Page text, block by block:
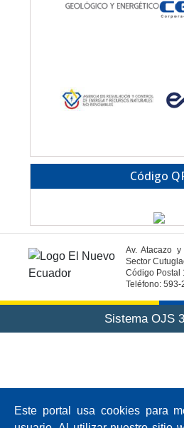
Código
Av. Atacazo
Sector
Código Postal
Teléfono: 593-
Este portal usa cookies para
Sistema OJS